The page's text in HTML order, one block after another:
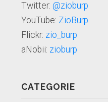
Twitter: @zioburp
YouTube: ZioBurp
Flickr: zio_burp
aNobii: zioburp
CATEGORIE